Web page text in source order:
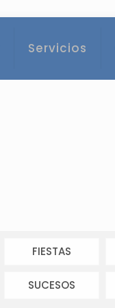
Servicios
FIESTAS
SUCESOS